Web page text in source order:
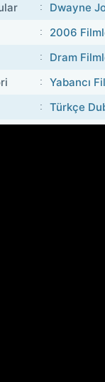
Dwayne
2006
Dram
Yabancı
Türkçe